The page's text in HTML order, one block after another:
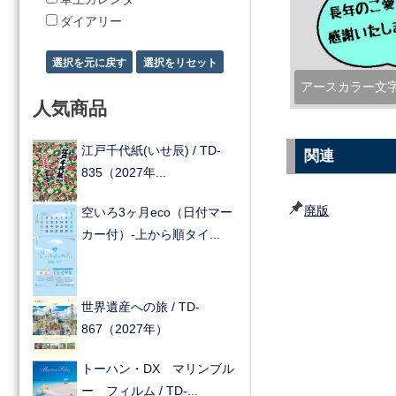
アースカラー文
関連
廃版
ダイアリー
人気商品
江戸千代紙(いせ辰) / TD-
835（2027年...
空いろ3ヶ月eco（日付マー
カー付）-上から順タイ...
世界遺産への旅 / TD-
867（2027年）
トーハン・DX マリンブル
ー フィルム / TD-...